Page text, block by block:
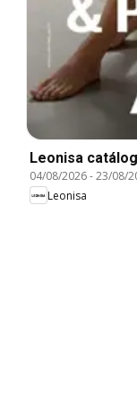
Leonisa
04/08/2026-23/08/
Leonisa